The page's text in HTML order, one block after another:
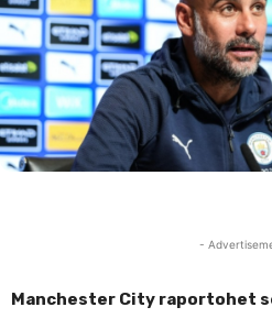
-
Manchester City raportohet